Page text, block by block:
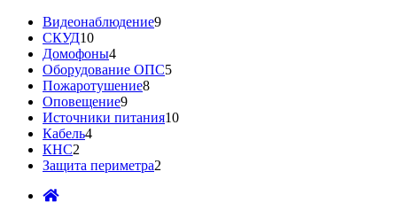
Видеонаблюдение9
СКУД10
Домофоны4
Оборудование ОПС5
Пожаротушение8
Оповещение9
Источники питания10
Кабель4
КНС2
Защита периметра2